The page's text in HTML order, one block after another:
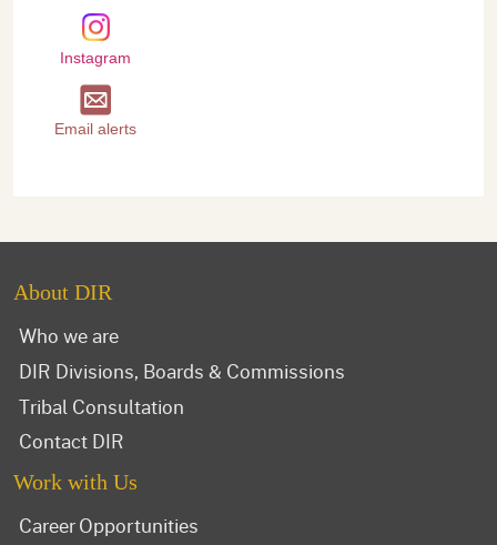
Instagram
Email alerts
About DIR
Who we are
DIR Divisions, Boards & Commissions
Tribal Consultation
Contact DIR
Work with Us
Career Opportunities